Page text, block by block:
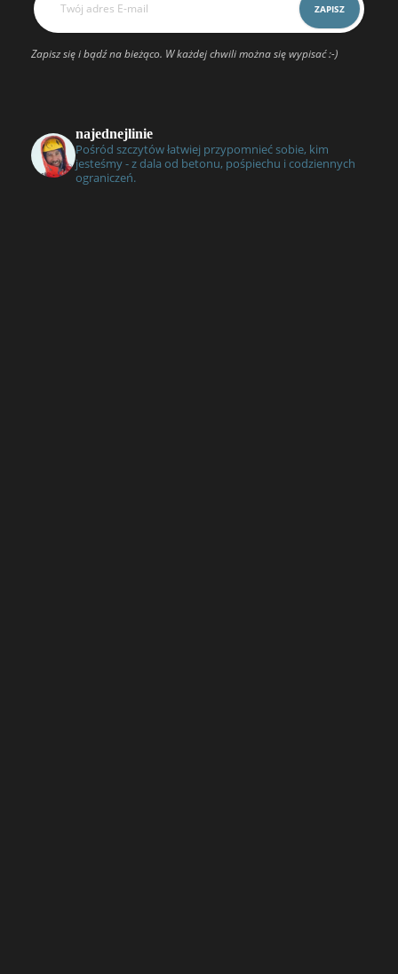
Zapisz się i bądź na bieżąco. W każdej chwili można się wypisać :-)
najednejlinie
Pośród szczytów łatwiej przypomnieć sobie, kim
jesteśmy - z dala od betonu, pośpiechu i codziennych
ograniczeń.